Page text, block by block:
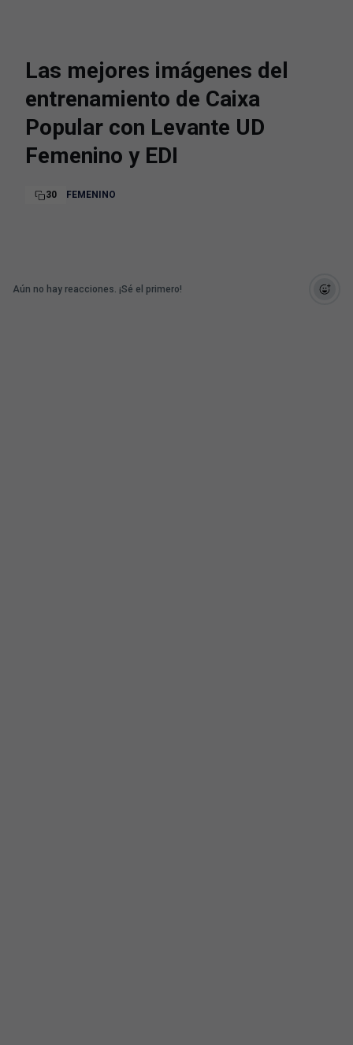
Las mejores imágenes del
entrenamiento de Caixa
Popular con Levante UD
Femenino y EDI
30 FEMENINO
Aún no hay reacciones. ¡Sé el primero!